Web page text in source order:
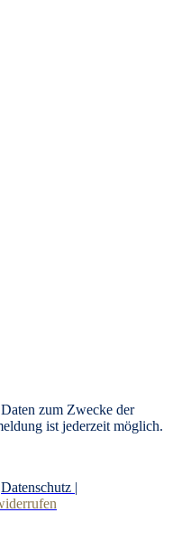
zum Zwecke der
ist jederzeit möglich.
Datenschutz |